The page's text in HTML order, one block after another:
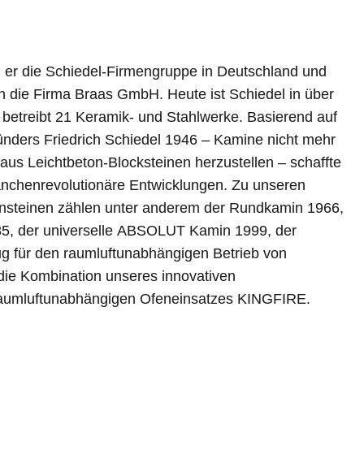
Ofeneinsatzes KINGFIRE.